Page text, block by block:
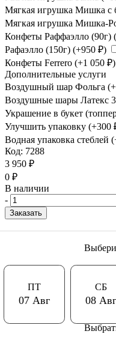
Мягкая игрушка Мишка с
Мягкая игрушка Мишка-
Конфеты Раффаэлло (90г)
Рафаэлло (150г) (+950 ₽)
Конфеты Ferrero (+1 050 ₽)
Дополнительные услуги
Воздушный шар Фольга (+
Воздушные шары Латекс
Украшение в букет
Улучшить упаковку (+300
Водная упаковка стеблей
Код: 7288
3 950 ₽
0 ₽
В наличии
-
Заказать
ПТ
07 Авг
СБ
08 Авг